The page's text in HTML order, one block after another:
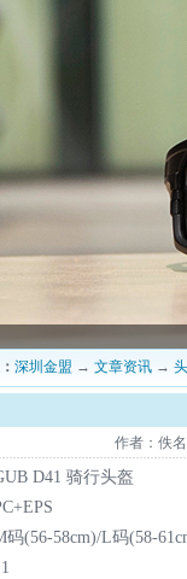
深圳金盟 → 文章资讯 →
作者：佚
D41 骑行头盔
码(56-58cm)/L码(58-